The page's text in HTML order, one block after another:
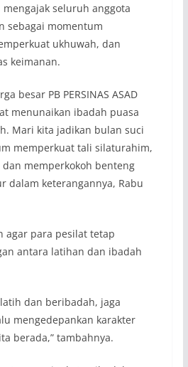
mengajak seluruh anggota
sebagai momentum
ukhuwah, dan
keimanan.
besar PB PERSINAS ASAD
menunaikan ibadah puasa
Mari kita jadikan bulan suci
memperkuat tali silaturahim,
memperkokoh benteng
dalam keterangannya, Rabu
agar para pesilat tetap
antara latihan dan ibadah
dan beribadah, jaga
mengedepankan karakter
berada,” tambahnya.